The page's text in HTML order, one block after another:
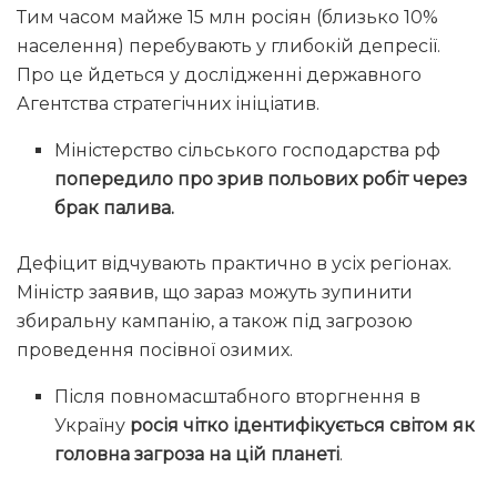
Тим часом майже 15 млн росіян (близько 10%
населення) перебувають у глибокій депресії.
Про це йдеться у дослідженні державного
Агентства стратегічних ініціатив.
Міністерство сільського господарства рф
попередило про зрив польових робіт через
брак палива.
Дефіцит відчувають практично в усіх регіонах.
Міністр заявив, що зараз можуть зупинити
збиральну кампанію, а також під загрозою
проведення посівної озимих.
Після повномасштабного вторгнення в
Україну росія чітко ідентифікується світом як
головна загроза на цій планеті.